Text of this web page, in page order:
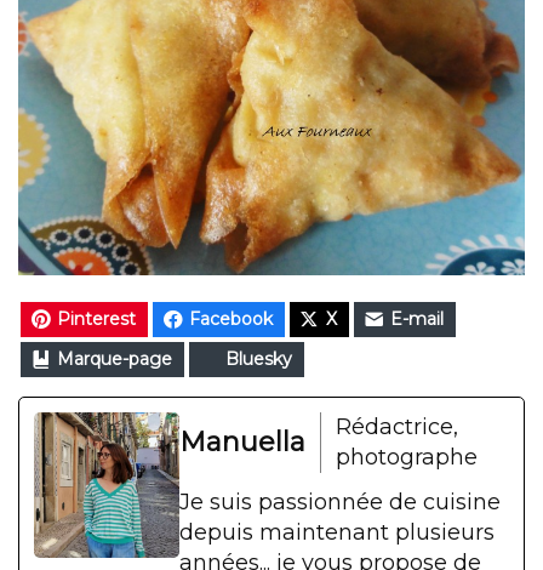
Pinterest Facebook X
E-mail
Marque-page
Bluesky
Manuella
Rédactrice,
photographe
Je suis passionnée de cuisine
depuis maintenant plusieurs
années... je vous propose de